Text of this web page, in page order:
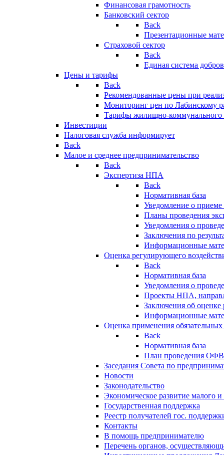
Финансовая грамотность
Банковский сектор
Back
Презентационные
Страховой сектор
Back
Единая система
Цены и тарифы
Back
Рекомендованные цены при
Мониторинг цен по Лабинскому
Тарифы жилищно-коммунального
Инвестиции
Налоговая служба информирует
Back
Малое и среднее предпринимательство
Back
Экспертиза НПА
Back
Нормативная база
Уведомление о
Планы проведения
Уведомления о
Заключения по
Информационные
Оценка регулирующего
Back
Нормативная база
Уведомления о
Проекты НПА,
Заключения об
Информационные
Оценка применения
Back
Нормативная база
План проведения
Заседания Совета по
Новости
Законодательство
Экономическое развитие малого и
Государственная поддержка
Реестр получателей гос.
Контакты
В помощь предпринимателю
Перечень органов,